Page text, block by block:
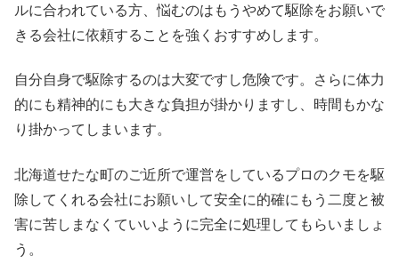
ルに合われている方、悩むのはもうやめて駆除をお願いで
きる会社に依頼することを強くおすすめします。
自分自身で駆除するのは大変ですし危険です。さらに体力
的にも精神的にも大きな負担が掛かりますし、時間もかな
り掛かってしまいます。
北海道せたな町のご近所で運営をしているプロのクモを駆
除してくれる会社にお願いして安全に的確にもう二度と被
害に苦しまなくていいように完全に処理してもらいましょ
う。